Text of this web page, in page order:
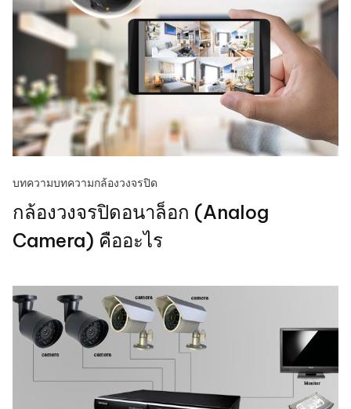
บทความบทความกล้องวงจรปิด
กล้องวงจรปิดอนาล็อก (Analog
Camera) คืออะไร